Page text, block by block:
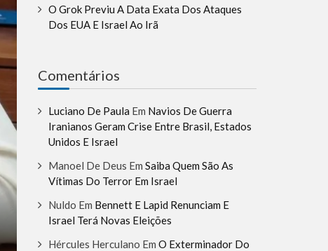
O Grok Previu A Data Exata Dos Ataques
Dos EUA E Israel Ao Irã
Comentários
Luciano De Paula Em Navios De Guerra
Iranianos Geram Crise Entre Brasil, Estados
Unidos E Israel
Manoel De Deus Em Saiba Quem São As
Vítimas Do Terror Em Israel
Nuldo Em Bennett E Lapid Renunciam E
Israel Terá Novas Eleições
Hércules Herculano Em O Exterminador Do